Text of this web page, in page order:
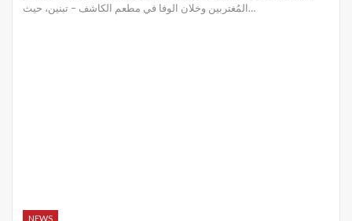
المُغتربين وخلان الوفا في مطعم الكاشف – تبنين، حيث…
NEWS